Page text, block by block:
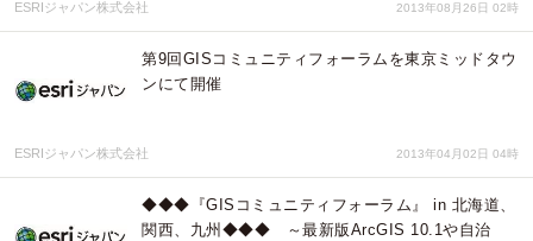
ESRIジャパン株式会社 2013年08月26日 02時
第9回GISコミュニティフォーラムを東京ミッドタウ
ンにて開催
ESRIジャパン株式会社 2013年04月02日 04時
◆◆◆『GISコミュニティフォーラム』 in 北海道、
関西、九州◆◆◆ ～最新版ArcGIS 10.1や自治